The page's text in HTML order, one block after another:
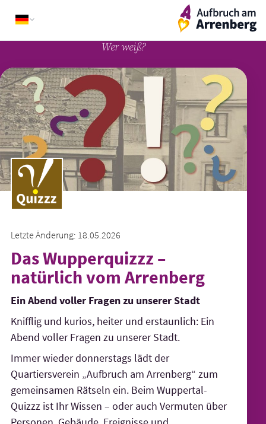
content
ArrenbergApp
Wer weiß?
Letzte Änderung: 18.05.2026
Das Wupperquizzz –
natürlich vom Arrenberg
Ein Abend voller Fragen zu unserer Stadt
Knifflig und kurios, heiter und erstaunlich: Ein
Abend voller Fragen zu unserer Stadt.
Immer wieder donnerstags lädt der
Quartiersverein „Aufbruch am Arrenberg“ zum
gemeinsamen Rätseln ein. Beim Wuppertal-
Quizzz ist Ihr Wissen – oder auch Vermuten über